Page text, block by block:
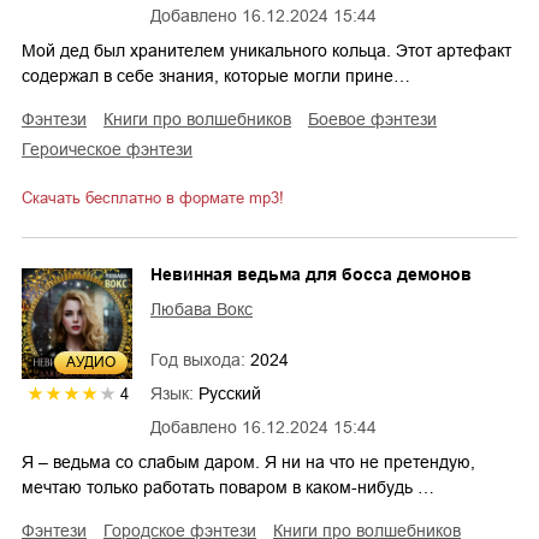
Добавлено 16.12.2024 15:44
Мой дед был хранителем уникального кольца. Этот артефакт
содержал в себе знания, которые могли прине…
фэнтези книги про волшебников
боевое фэнтези
героическое фэнтези
Скачать бесплатно в формате mp3!
AУДИО
4
Добавлено 16.12.2024 15:44
Невинная ведьма для босса демонов
Любава Вокс
Год выхода: 2024
Язык: Русский
Я – ведьма со слабым даром. Я ни на что не претендую,
мечтаю только работать поваром в каком-нибудь …
фэнтези городское фэнтези книги про волшебников